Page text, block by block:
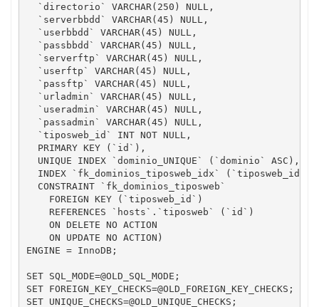
  `directorio` VARCHAR(250) NULL,
  `serverbbdd` VARCHAR(45) NULL,
  `userbbdd` VARCHAR(45) NULL,
  `passbbdd` VARCHAR(45) NULL,
  `serverftp` VARCHAR(45) NULL,
  `userftp` VARCHAR(45) NULL,
  `passftp` VARCHAR(45) NULL,
  `urladmin` VARCHAR(45) NULL,
  `useradmin` VARCHAR(45) NULL,
  `passadmin` VARCHAR(45) NULL,
  `tiposweb_id` INT NOT NULL,
  PRIMARY KEY (`id`),
  UNIQUE INDEX `dominio_UNIQUE` (`dominio` ASC),
INDEX `fk_dominios_tiposweb_idx` (`tiposweb_id`
  CONSTRAINT `fk_dominios_tiposweb`
    FOREIGN KEY (`tiposweb_id`)
    REFERENCES `hosts`.`tiposweb` (`id`)
    ON DELETE NO ACTION
    ON UPDATE NO ACTION)
ENGINE = InnoDB;
SET SQL_MODE=@OLD_SQL_MODE;
SET FOREIGN_KEY_CHECKS=@OLD_FOREIGN_KEY_CHECKS;
SET UNIQUE_CHECKS=@OLD_UNIQUE_CHECKS;